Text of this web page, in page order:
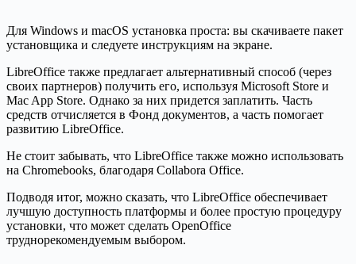
Для Windows и macOS установка проста: вы скачиваете пакет
установщика и следуете инструкциям на экране.
LibreOffice также предлагает альтернативный способ (через
своих партнеров) получить его, используя Microsoft Store и
Mac App Store. Однако за них придется заплатить. Часть
средств отчисляется в Фонд документов, а часть помогает
развитию LibreOffice.
Не стоит забывать, что LibreOffice также можно использовать
на Chromebooks, благодаря Collabora Office.
Подводя итог, можно сказать, что LibreOffice обеспечивает
лучшую доступность платформы и более простую процедуру
установки, что может сделать OpenOffice
труднорекомендуемым выбором.